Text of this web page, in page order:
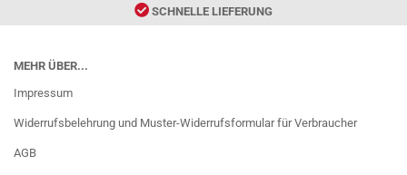
SCHNELLE LIEFERUNG
MEHR ÜBER...
Impressum
Widerrufsbelehrung und Muster-Widerrufsformular für Verbraucher
AGB